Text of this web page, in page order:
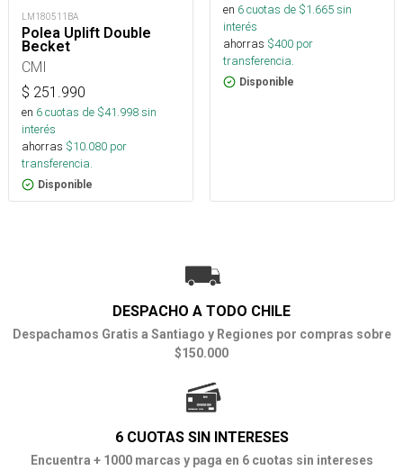
LM180511BA
Polea Uplift Double
Becket
CMI
$ 251.990
en 6cuotas de $41.998sin
interés
ahorras $10.080 por
transferencia.
Disponible
en 6cuotas de $1.665sin
interés
ahorras $400 por
transferencia.
Disponible
DESPACHO A TODO CHILE
Despachamos Gratis a Santiago y Regiones por compras sobre
$150.000
6 CUOTAS SIN INTERESES
Encuentra + 1000 marcas y paga en 6 cuotas sin intereses